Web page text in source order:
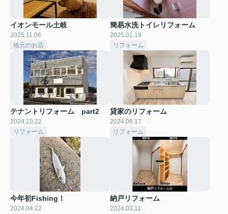
イオンモール土岐
2025.11.06
地元のお店
簡易水洗トイレリフォーム
2025.01.19
リフォーム
テナントリフォーム part2
2024.10.22
リフォーム
貸家のリフォーム
2024.06.17
リフォーム
今年初Fishing！
2024.04.22
納戸リフォーム
2024.03.11